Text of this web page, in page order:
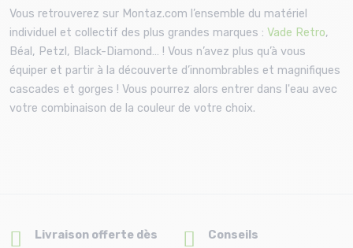
Vous retrouverez sur Montaz.com l’ensemble du matériel
individuel et collectif des plus grandes marques : Vade Retro,
Béal, Petzl, Black-Diamond… ! Vous n’avez plus qu’à vous
équiper et partir à la découverte d’innombrables et magnifiques
cascades et gorges ! Vous pourrez alors entrer dans l'eau avec
votre combinaison de la couleur de votre choix.
Livraison offerte dès
Conseils